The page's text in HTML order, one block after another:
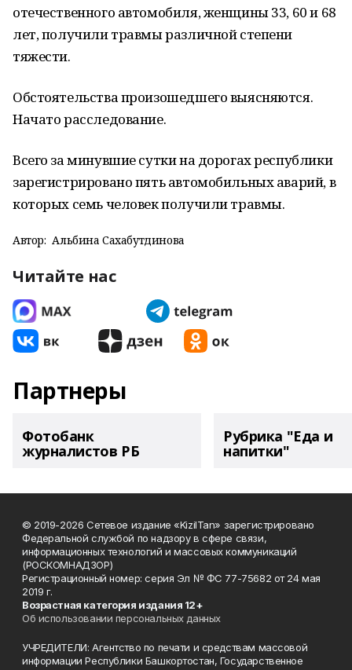
отечественного автомобиля, женщины 33, 60 и 68
лет, получили травмы различной степени
тяжести.
Обстоятельства произошедшего выясняются.
Начато расследование.
Всего за минувшие сутки на дорогах республики
зарегистрировано пять автомобильных аварий, в
которых семь человек получили травмы.
Автор: Альбина Сахабутдинова
Читайте нас
Партнеры
Фотобанк
журналистов РБ
Рубрика "Еда и
напитки"
© 2019-2026 Сетевое издание «KizilTan» зарегистрировано
Федеральной службой по надзору в сфере связи,
информационных технологий и массовых коммуникаций
(РОСКОМНАДЗОР)
Регистрационный номер: серия Эл № ФС 77-75682 от 24 мая
2019 г.
Возрастная категория издания 12+
Об использовании персональных данных
УЧРЕДИТЕЛИ: Агентство по печати и средствам массовой
информации Республики Башкортостан, Государственное